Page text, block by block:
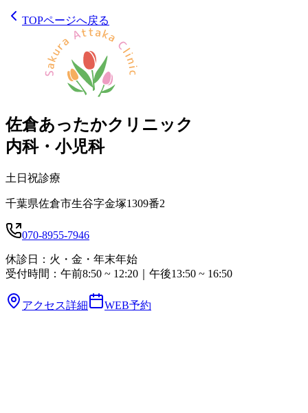
TOPページへ戻る
佐倉あったかクリニック
内科・小児科
土日祝診療
千葉県佐倉市生谷字金塚1309番2
070-8955-7946
休診日：火・金・年末年始
受付時間：午前8:50 ~ 12:20｜午後13:50 ~ 16:50
アクセス詳細 WEB予約